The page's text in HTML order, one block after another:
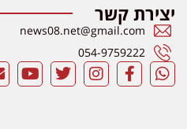
יצירת קשר
news08.net@gmail.com
054-9759222